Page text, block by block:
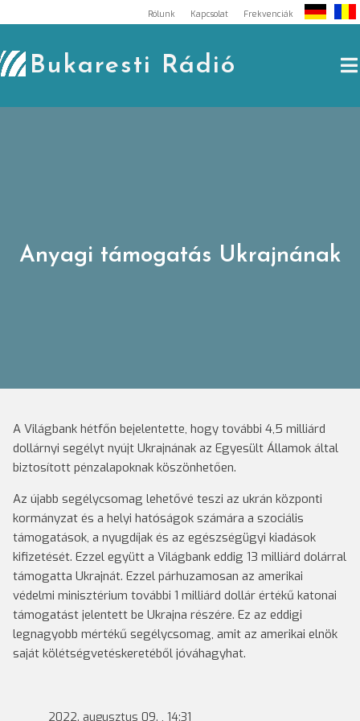
to
content
Rólunk Kapcsolat Frekvenciák
Bukaresti Rádió
Anyagi támogatás Ukrajnának
A Világbank hétfőn bejelentette, hogy további 4,5 milliárd
dollárnyi segélyt nyújt Ukrajnának az Egyesült Államok által
biztosított pénzalapoknak köszönhetően.
Az újabb segélycsomag lehetővé teszi az ukrán központi
kormányzat és a helyi hatóságok számára a szociális
támogatások, a nyugdíjak és az egészségügyi kiadások
kifizetését. Ezzel együtt a Világbank eddig 13 milliárd dolárral
támogatta Ukrajnát. Ezzel párhuzamosan az amerikai
védelmi minisztérium további 1 milliárd dollár értékű katonai
támogatást jelentett be Ukrajna részére. Ez az eddigi
legnagyobb mértékű segélycsomag, amit az amerikai elnök
saját kölétségvetéskeretéből jóváhagyhat.
2022. augusztus 09. , 14:31